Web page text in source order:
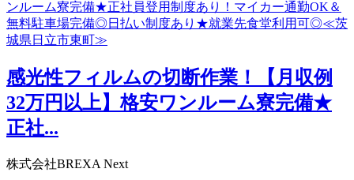
感光性フィルムの切断作業！【月収例
32万円以上】格安ワンルーム寮完備★
正社...
株式会社BREXA Next